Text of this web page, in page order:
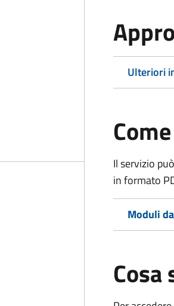
Ulteriori
Il servizio
in formato
Moduli
Cosa